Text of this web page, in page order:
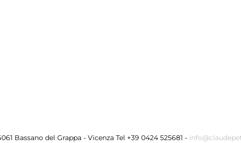
Bassano del Grappa - Vicenza Tel +39 0424 525681 -